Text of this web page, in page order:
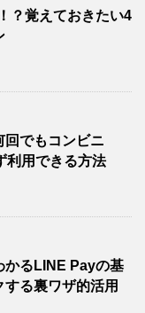
？覚えておきたい4
回でもコンビニ
利用できる方法
かるLINE Payの基
る裏ワザ的活用